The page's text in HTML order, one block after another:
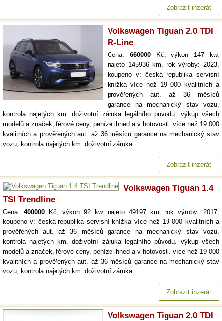
Zobrazit inzerát
Volkswagen Tiguan 2.0 TDI
R-Line
Cena: 660000Kč, výkon 147 kw,
najeto 145936 km, rok výroby: 2023,
koupeno v: česká republika servisní
knížka více než 19 000 kvalitních a
prověřených aut. až 36 měsíců
garance na mechanický stav vozu,
kontrola najetých km. doživotní záruka legálního původu. výkup všech
modelů a značek, férové ceny, peníze ihned a v hotovosti. více než 19 000
kvalitních a prověřených aut. až 36 měsíců garance na mechanický stav
vozu, kontrola najetých km. doživotní záruka…
Zobrazit inzerát
Volkswagen Tiguan 1.4
TSI Trendline
Cena: 400000Kč, výkon 92 kw, najeto 49197 km, rok výroby: 2017,
koupeno v: česká republika servisní knížka více než 19 000 kvalitních a
prověřených aut. až 36 měsíců garance na mechanický stav vozu,
kontrola najetých km. doživotní záruka legálního původu. výkup všech
modelů a značek, férové ceny, peníze ihned a v hotovosti. více než 19 000
kvalitních a prověřených aut. až 36 měsíců garance na mechanický stav
vozu, kontrola najetých km. doživotní záruka…
Zobrazit inzerát
Volkswagen Tiguan 2.0 TDI